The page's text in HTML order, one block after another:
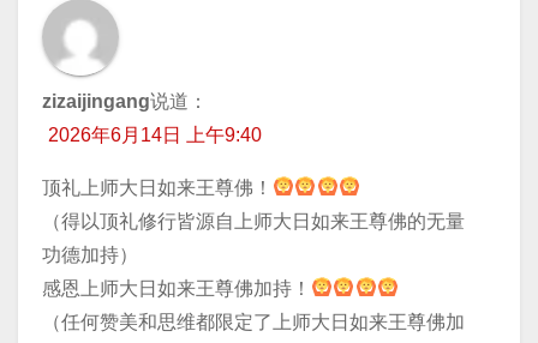
zizaijingang说道：
2026年6月14日 上午9:40
顶礼上师大日如来王尊佛！
（得以顶礼修行皆源自上师大日如来王尊佛的无量
功德加持）
感恩上师大日如来王尊佛加持！
（任何赞美和思维都限定了上师大日如来王尊佛加